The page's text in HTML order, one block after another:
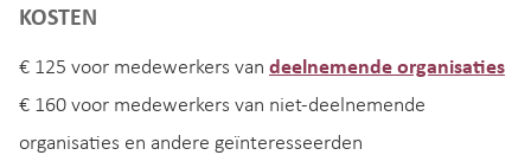
KOSTEN
€ 125 voor medewerkers van deelnemende organisaties
€ 160 voor medewerkers van niet-deelnemende
organisaties en andere geïnteresseerden